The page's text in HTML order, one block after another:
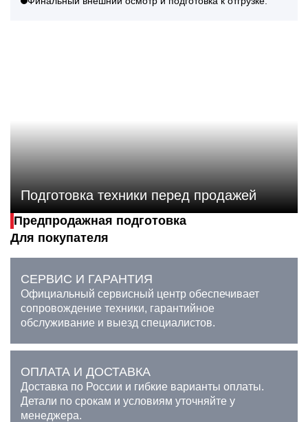
Подготовка техники перед продажей
Предпродажная подготовка
Для покупателя
СЕРВИС И ГАРАНТИЯ
Официальный сервисный центр обеспечивает
сопровождение техники, гарантийное
обслуживание и выезд специалистов.
ОПЛАТА И ДОСТАВКА
Доставка по России и гибкие варианты оплаты.
Детали по срокам и условиям уточняйте у
менеджера.